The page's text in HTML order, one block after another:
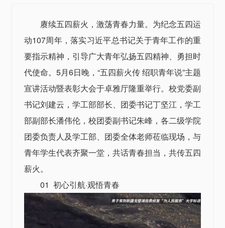
赓续五四薪火，激荡青春力量。为纪念五四运
动107周年，落实习近平总书记关于青年工作的重
要指示精神，引导广大青年弘扬五四精神、勇担时
代使命。5月6日晚，“五四薪火传 绍职青年说”主题
宣讲活动暨表彰大会于卓雅厅隆重举行。校党委副
书记刘建云，学工部部长、团委书记丁坚江，学工
部副部长潘伟伦，校团委副书记朱峰，各二级学院
团委负责人及学工部、团委全体老师莅临现场，与
青年学生代表齐聚一堂，共话青春担当，共传五四
薪火。
01 初心引航·观悟青春